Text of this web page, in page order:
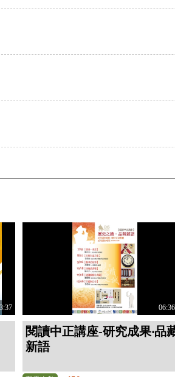
閱讀中正講座-研究成果‧品
新語